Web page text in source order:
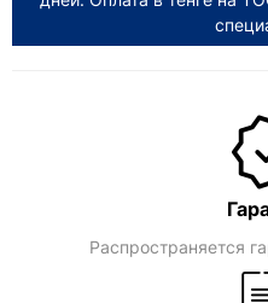
Распространяется